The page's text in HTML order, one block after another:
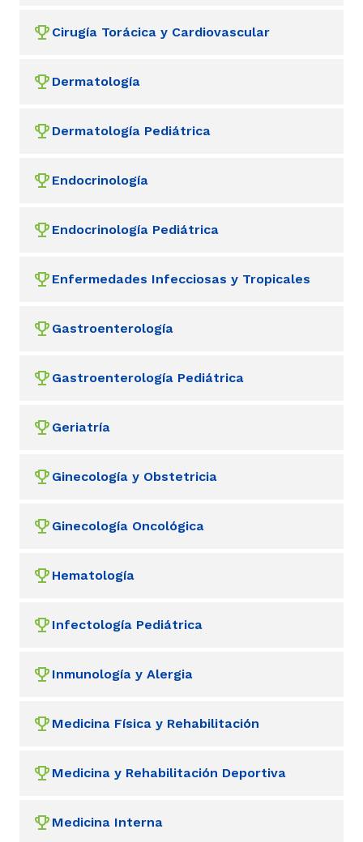
Cirugía Torácica y Cardiovascular
Dermatología
Dermatología Pediátrica
Endocrinología
Endocrinología Pediátrica
Enfermedades Infecciosas y Tropicales
Gastroenterología
Gastroenterología Pediátrica
Geriatría
Ginecología y Obstetricia
Ginecología Oncológica
Hematología
Infectología Pediátrica
Inmunología y Alergia
Medicina Física y Rehabilitación
Medicina y Rehabilitación Deportiva
Medicina Interna